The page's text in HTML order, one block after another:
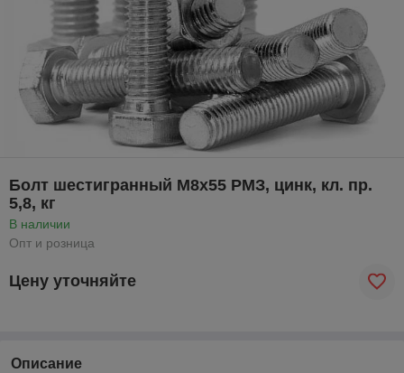
Болт шестигранный М8х55 РМЗ, цинк, кл. пр.
5,8, кг
В наличии
Опт и розница
Цену уточняйте
Описание